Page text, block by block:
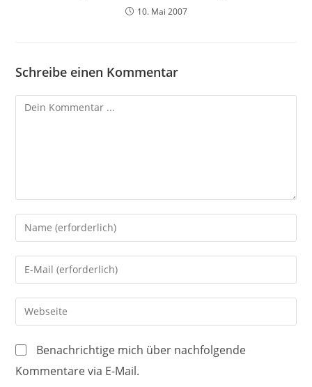
10. Mai 2007
Schreibe einen Kommentar
Kommentieren
Gib
deinen
Namen
oder
Benutzernamen
zum
ein
Gib
deine
E-
Mail-
zum
Kommentieren
Gib
deine
Website-
URL
ein
Benachrichtige mich über nachfolgende
Kommentare via E-Mail.